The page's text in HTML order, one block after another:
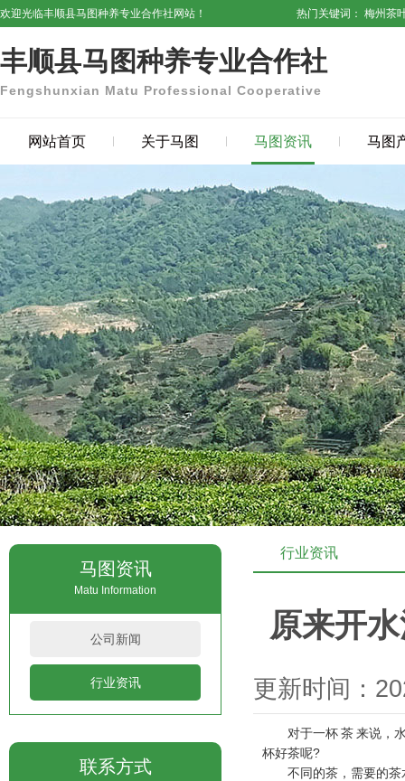
欢迎光临丰顺县马图种养专业合作社网站！ 热门关键词： 梅州茶
丰顺县马图种养专业合作社
Fengshunxian Matu Professional Cooperative
网站首页 关于马图 马图资讯 马图
马图资讯
Matu Information
公司新闻
行业资讯
联系方式
行业资讯
原来开
更新时间：
对于一杯茶来说，
杯好茶呢?
不同的茶，需要的